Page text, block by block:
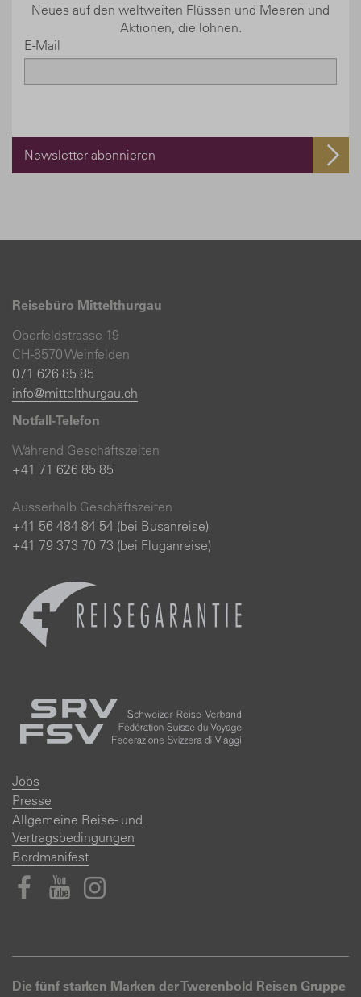
Neues auf den weltweiten Flüssen und Meeren und
Aktionen, die lohnen.
E-Mail
Newsletter abonnieren
Reisebüro Mittelthurgau
Oberfeldstrasse 19
CH-8570 Weinfelden
071 626 85 85
info@mittelthurgau.ch
Notfall-Telefon
Während Geschäftszeiten
+41 71 626 85 85
Ausserhalb Geschäftszeiten
+41 56 484 84 54 (bei Busanreise)
+41 79 373 70 73 (bei Fluganreise)
Jobs
Presse
Allgemeine Reise- und
Vertragsbedingungen
Bordmanifest
Die fünf starken Marken der Twerenbold Reisen Gruppe